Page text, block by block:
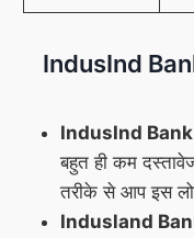
IndusInd
IndusInd Bank
बहुत ही कम
तरीके से आप इस
Indusland